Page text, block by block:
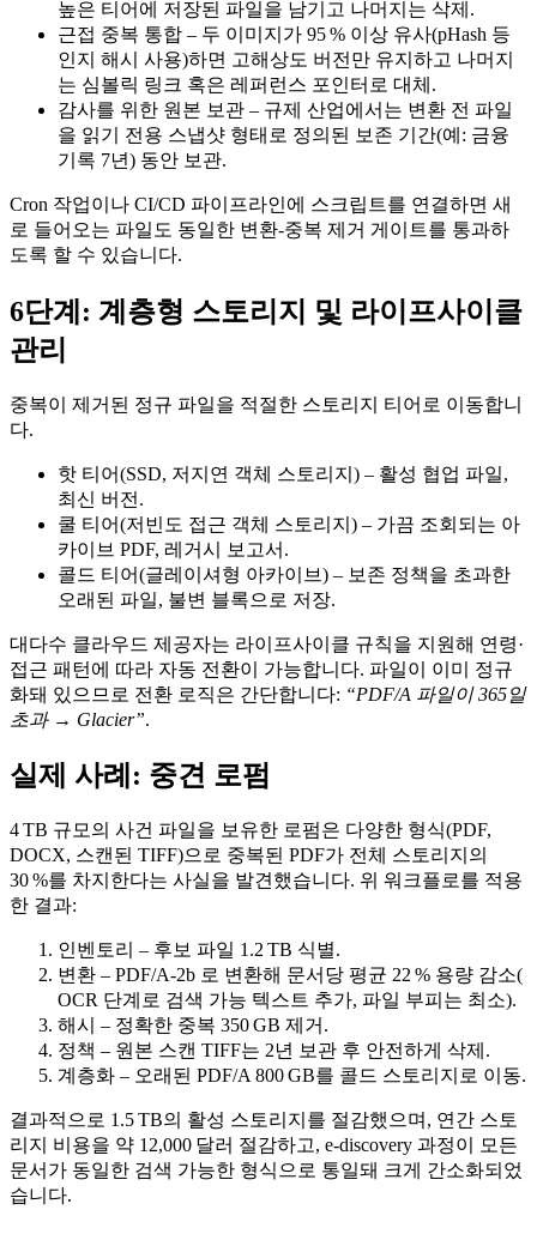
높은 티어에 저장된 파일을 남기고 나머지는 삭제.
근접 중복 통합 – 두 이미지가 95 % 이상 유사(pHash 등
인지 해시 사용)하면 고해상도 버전만 유지하고 나머지
는 심볼릭 링크 혹은 레퍼런스 포인터로 대체.
감사를 위한 원본 보관 – 규제 산업에서는 변환 전 파일
을 읽기 전용 스냅샷 형태로 정의된 보존 기간(예: 금융
기록 7년) 동안 보관.
Cron 작업이나 CI/CD 파이프라인에 스크립트를 연결하면 새
로 들어오는 파일도 동일한 변환‑중복 제거 게이트를 통과하
도록 할 수 있습니다.
6단계: 계층형 스토리지 및 라이프사이클
관리
중복이 제거된 정규 파일을 적절한 스토리지 티어로 이동합니
다.
핫 티어(SSD, 저지연 객체 스토리지) – 활성 협업 파일,
최신 버전.
쿨 티어(저빈도 접근 객체 스토리지) – 가끔 조회되는 아
카이브 PDF, 레거시 보고서.
콜드 티어(글레이셔형 아카이브) – 보존 정책을 초과한
오래된 파일, 불변 블록으로 저장.
대다수 클라우드 제공자는 라이프사이클 규칙을 지원해 연령·
접근 패턴에 따라 자동 전환이 가능합니다. 파일이 이미 정규
화돼 있으므로 전환 로직은 간단합니다: “PDF/A 파일이 365일
초과 → Glacier”.
실제 사례: 중견 로펌
4 TB 규모의 사건 파일을 보유한 로펌은 다양한 형식(PDF,
DOCX, 스캔된 TIFF)으로 중복된 PDF가 전체 스토리지의
30 %를 차지한다는 사실을 발견했습니다. 위 워크플로를 적용
한 결과:
인벤토리 – 후보 파일 1.2 TB 식별.
변환 – PDF/A‑2b 로 변환해 문서당 평균 22 % 용량 감소(
OCR 단계로 검색 가능 텍스트 추가, 파일 부피는 최소).
해시 – 정확한 중복 350 GB 제거.
정책 – 원본 스캔 TIFF는 2년 보관 후 안전하게 삭제.
계층화 – 오래된 PDF/A 800 GB를 콜드 스토리지로 이동.
결과적으로 1.5 TB의 활성 스토리지를 절감했으며, 연간 스토
리지 비용을 약 12,000 달러 절감하고, e‑discovery 과정이 모든
문서가 동일한 검색 가능한 형식으로 통일돼 크게 간소화되었
습니다.